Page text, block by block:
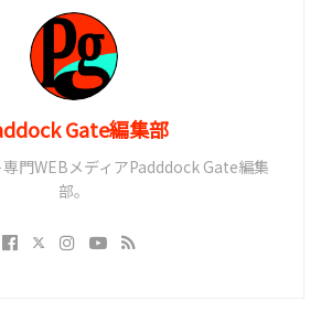
Gate編集部
門WEBメディアPadddock Gate編集
部。